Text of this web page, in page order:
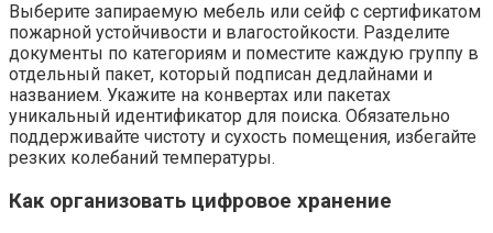
Выберите запираемую мебель или сейф с сертификатом
пожарной устойчивости и влагостойкости. Разделите
документы по категориям и поместите каждую группу в
отдельный пакет, который подписан дедлайнами и
названием. Укажите на конвертах или пакетах
уникальный идентификатор для поиска. Обязательно
поддерживайте чистоту и сухость помещения, избегайте
резких колебаний температуры.
Как организовать цифровое хранение